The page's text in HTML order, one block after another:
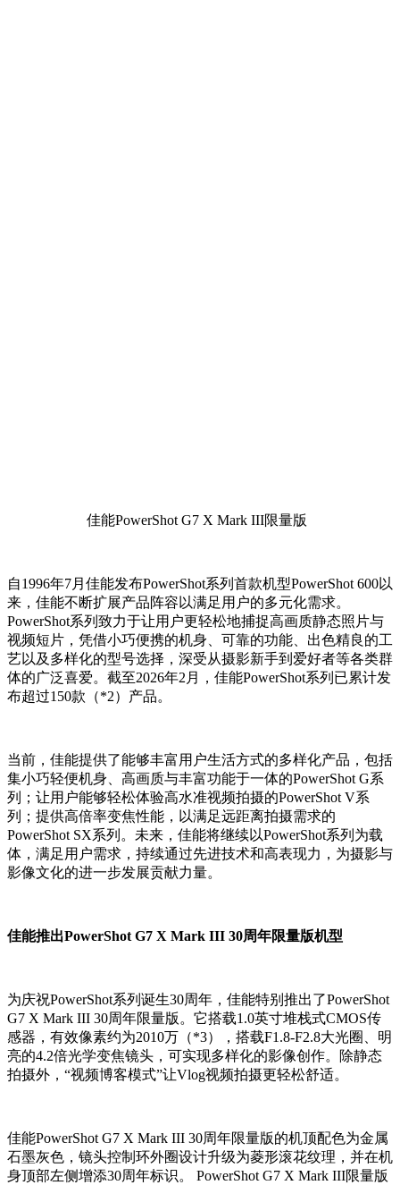
佳能PowerShot G7 X Mark III限量版
自1996年7月佳能发布PowerShot系列首款机型PowerShot 600以
来，佳能不断扩展产品阵容以满足用户的多元化需求。
PowerShot系列致力于让用户更轻松地捕捉高画质静态照片与
视频短片，凭借小巧便携的机身、可靠的功能、出色精良的工
艺以及多样化的型号选择，深受从摄影新手到爱好者等各类群
体的广泛喜爱。截至2026年2月，佳能PowerShot系列已累计发
布超过150款（*2）产品。
当前，佳能提供了能够丰富用户生活方式的多样化产品，包括
集小巧轻便机身、高画质与丰富功能于一体的PowerShot G系
列；让用户能够轻松体验高水准视频拍摄的PowerShot V系
列；提供高倍率变焦性能，以满足远距离拍摄需求的
PowerShot SX系列。未来，佳能将继续以PowerShot系列为载
体，满足用户需求，持续通过先进技术和高表现力，为摄影与
影像文化的进一步发展贡献力量。
佳能推出PowerShot G7 X Mark III 30周年限量版机型
为庆祝PowerShot系列诞生30周年，佳能特别推出了PowerShot
G7 X Mark III 30周年限量版。它搭载1.0英寸堆栈式CMOS传
感器，有效像素约为2010万（*3），搭载F1.8-F2.8大光圈、明
亮的4.2倍光学变焦镜头，可实现多样化的影像创作。除静态
拍摄外，“视频博客模式”让Vlog视频拍摄更轻松舒适。
佳能PowerShot G7 X Mark III 30周年限量版的机顶配色为金属
石墨灰色，镜头控制环外圈设计升级为菱形滚花纹理，并在机
身顶部左侧增添30周年标识。 PowerShot G7 X Mark III限量版